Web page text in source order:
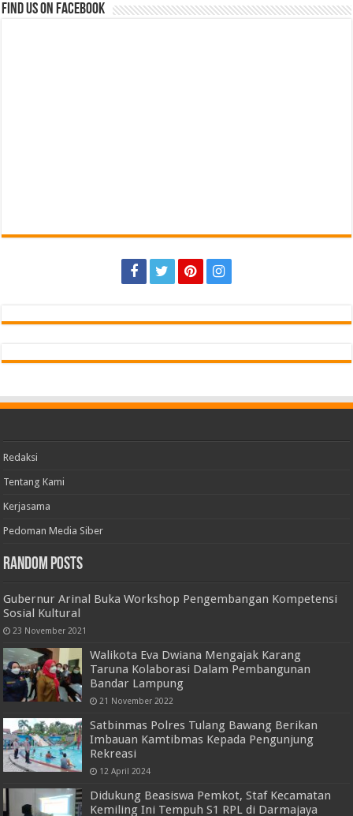
Find us on Facebook
Redaksi
Tentang Kami
Kerjasama
Pedoman Media Siber
Random Posts
Gubernur Arinal Buka Workshop Pengembangan Kompetensi
Sosial Kultural
23 November 2021
Walikota Eva Dwiana Mengajak Karang
Taruna Kolaborasi Dalam Pembangunan
Bandar Lampung
21 November 2022
Satbinmas Polres Tulang Bawang Berikan
Imbauan Kamtibmas Kepada Pengunjung
Rekreasi
12 April 2024
Didukung Beasiswa Pemkot, Staf Kecamatan
Kemiling Ini Tempuh S1 RPL di Darmajaya